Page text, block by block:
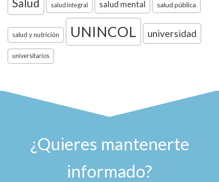
salud integral salud mental salud pública
salud y nutrición UNINCOL universidad
universitarios
¿Quieres mantenerte
informado?